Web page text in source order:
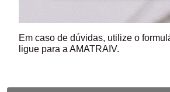
Em caso de dúvidas, utilize o
ligue para a AMATRAIV.